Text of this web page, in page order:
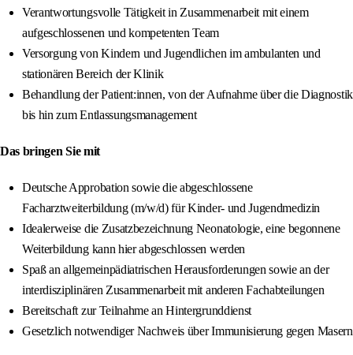
Verantwortungsvolle Tätigkeit in Zusammenarbeit mit einem
aufgeschlossenen und kompetenten Team
Versorgung von Kindern und Jugendlichen im ambulanten und
stationären Bereich der Klinik
Behandlung der Patient:innen, von der Aufnahme über die Diagnostik
bis hin zum Entlassungsmanagement
Das bringen Sie mit
Deutsche Approbation sowie die abgeschlossene
Facharztweiterbildung (m/w/d) für Kinder- und Jugendmedizin
Idealerweise die Zusatzbezeichnung Neonatologie, eine begonnene
Weiterbildung kann hier abgeschlossen werden
Spaß an allgemeinpädiatrischen Herausforderungen sowie an der
interdisziplinären Zusammenarbeit mit anderen Fachabteilungen
Bereitschaft zur Teilnahme an Hintergrunddienst
Gesetzlich notwendiger Nachweis über Immunisierung gegen Masern